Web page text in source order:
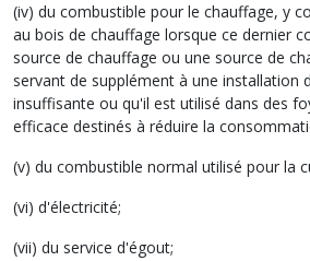
(iv) du combustible pour le chauffage, y
au bois de chauffage lorsque ce dernier
source de chauffage ou une source de
servant de supplément à une installation
insuffisante ou qu'il est utilisé dans des
efficace destinés à réduire la
(v) du combustible normal utilisé pour la
(vi) d'électricité;
(vii) du service d'égout;